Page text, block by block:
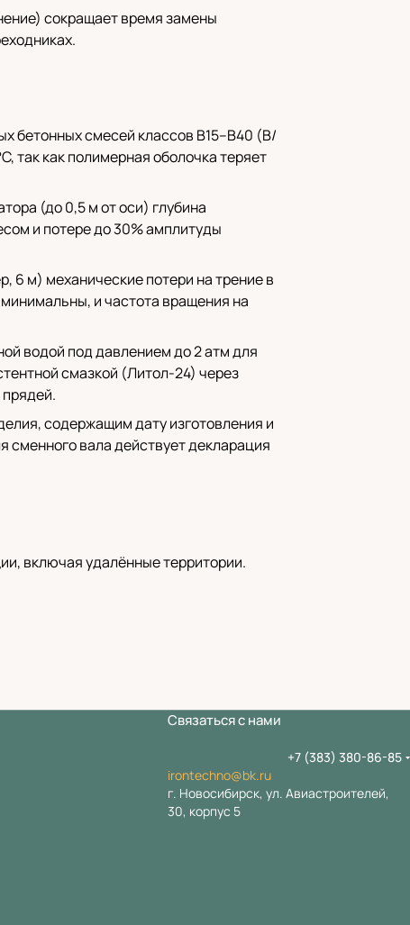
сокращает время замены
бетонных смесей классов B15–B40 (В/
так как полимерная оболочка теряет
(до 0,5 м от оси) глубина
и потере до 30% амплитуды
6 м) механические потери на трение в
и частота вращения на
водой под давлением до 2 атм для
смазкой (Литол-24) через
содержащим дату изготовления и
сменного вала действует декларация
включая удалённые территории.
Связаться с нами
+7 (383) 380-86-85
irontechno@bk.ru
г. Новосибирск, ул. Авиастроителей,
30, корпус 5